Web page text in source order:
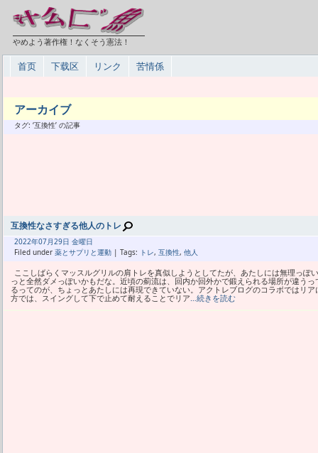
やめよう著作権！なくそう憲法！
首页 下载区 リンク 苦情係
アーカイブ
タグ: ‘互換性’ の記事
互換性なさすぎる他人のトレ
2022年07月29日 金曜日
Filed under 薬とサプリと運動 | Tags: トレ, 互換性, 他人
ここしばらくマッスルグリルの肩トレを真似しようとしてたが、あたしには無理っぽ
っと全然ダメっぽいかもだな。近頃の薊流は、回内か回外かで鍛えられる場所が違う
るってのが、ちょっとあたしには再現できていない。アクトレブログのコラボではリ
方では、スイングして下で止めて耐えることでリア…続きを読む